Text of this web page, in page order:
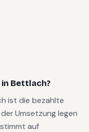
Bettlach?
ist die bezahlte
Umsetzung legen
auf